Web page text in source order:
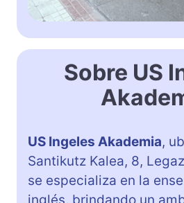
Sobre US
US Ingeles Akademia,
Santikutz Kalea, 8,
se especializa en la
inglés, brindando un